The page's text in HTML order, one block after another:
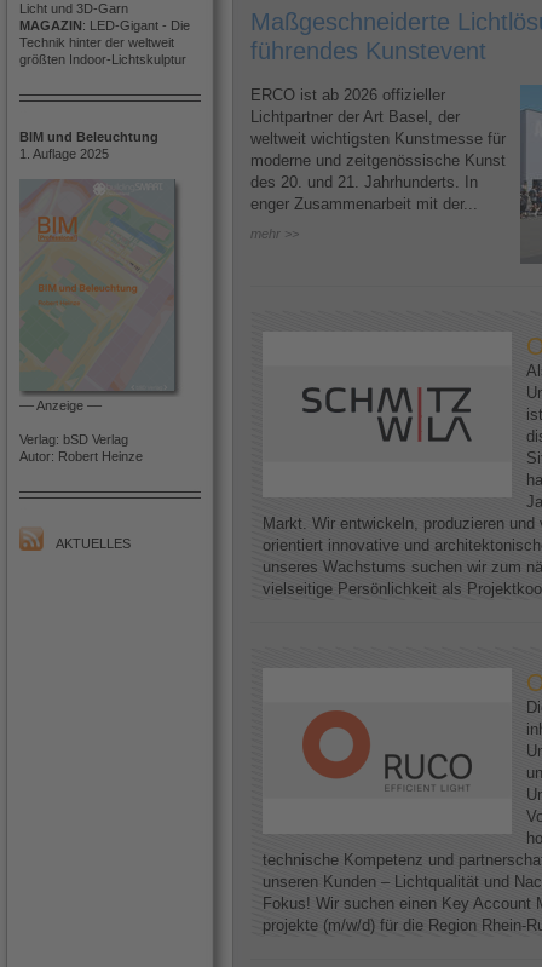
Licht und 3D-Garn
MAGAZIN: LED-Gigant - Die
Technik hinter der weltweit
größten Indoor-Lichtskulptur
BIM und Beleuchtung
1. Auflage 2025
–– Anzeige ––
Verlag: bSD Verlag
Autor: Robert Heinze
AKTUELLES
Maßgeschneiderte
führendes Kunstevent
ERCO ist ab 2026 offizieller
Lichtpartner der Art Basel, der
weltweit wichtigsten Kunstmesse für
moderne und zeitgenössische Kunst
des 20. und 21. Jahrhunderts. In
enger Zusammenarbeit mit der...
mehr >>
Markt. Wir entwickeln, produzieren
orientiert innovative und
unseres Wachstums suchen wir zum
vielseitige Persönlichkeit als
technische Kompetenz und
unseren Kunden – Lichtqualität und
Fokus! Wir suchen einen Key Account
projekte (m/w/d) für die Region Rhein-